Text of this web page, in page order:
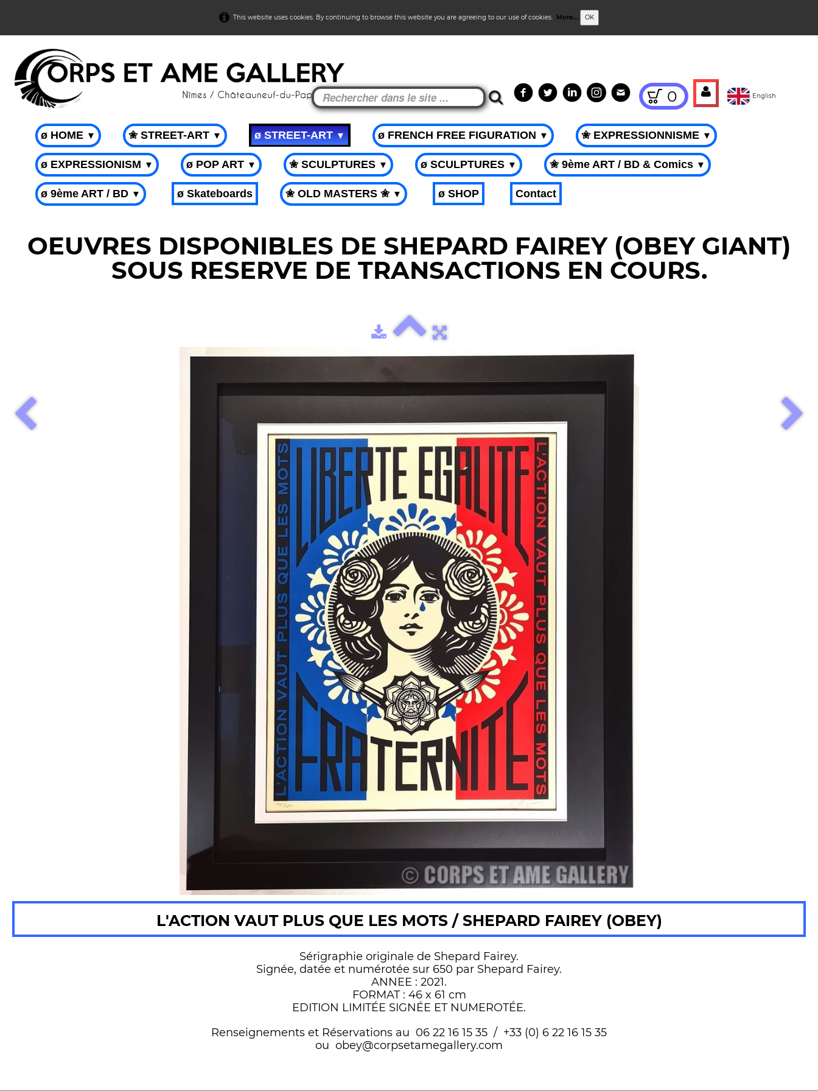
This website uses cookies. By continuing to browse this website you are agreeing to our use of cookies. More... OK
0 English
ø HOME ▼ ✬ STREET-ART ▼ ø STREET-ART▼ ø FRENCH FREE FIGURATION ▼ ✬ EXPRESSIONNISME ▼
ø EXPRESSIONISM ▼ ø POP ART ▼ ✬ SCULPTURES ▼ ø SCULPTURES ▼ ✬ 9ème ART / BD & Comics ▼
ø 9ème ART / BD ▼ ø Skateboards ✬ OLD MASTERS ✬ ▼ ø SHOP Contact
OEUVRES DISPONIBLES DE SHEPARD FAIREY (OBEY GIANT)
SOUS RESERVE DE TRANSACTIONS EN COURS.
L'ACTION VAUT PLUS QUE LES MOTS / SHEPARD FAIREY (OBEY)
Sérigraphie originale de Shepard Fairey.
Signée, datée et numérotée sur 650 par Shepard Fairey.
ANNEE : 2021.
FORMAT : 46 x 61 cm
EDITION LIMITÉE SIGNÉE ET NUMEROTÉE.
Renseignements et Réservations au 06 22 16 15 35 / +33 (0) 6 22 16 15 35
ou obey@corpsetamegallery.com